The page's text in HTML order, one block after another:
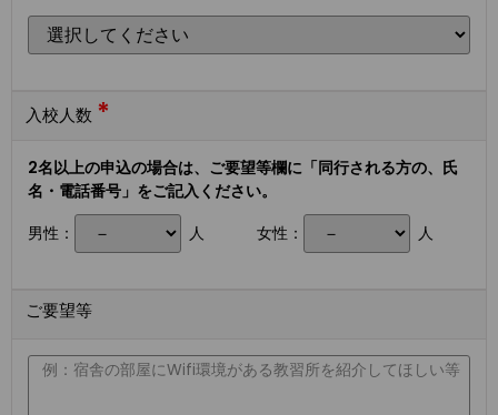
入校人数 *
2名以上の申込の場合は、ご要望等欄に「同行される方の、氏
名・電話番号」をご記入ください。
男性：
人 女性： 人
ご要望等